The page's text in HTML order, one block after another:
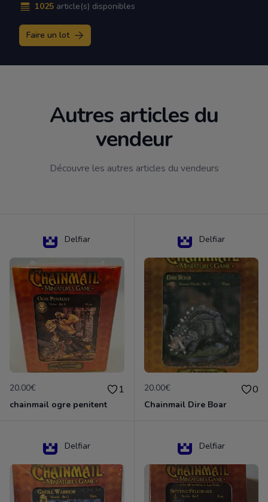
1025 article(s) disponibles
Faire un lot
Autres articles du
vendeur
Découvre les autres articles du vendeurs
Delfiar
20.00€ 1
chainmail ogre penitent
Delfiar
20.00€ 0
Chainmail Dire Boar
Delfiar Delfiar